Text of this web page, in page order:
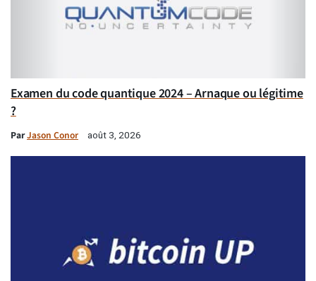
Examen du code quantique 2024 – Arnaque ou légitime
?
ParJason Conor août 3, 2026